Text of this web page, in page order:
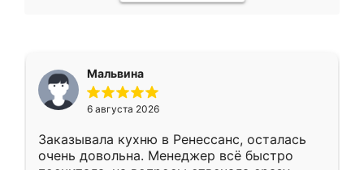
Мальвина
6 августа 2026
Заказывала кухню в Ренессанс, осталась
очень довольна. Менеджер всё быстро